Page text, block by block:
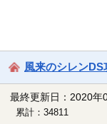
風来のシレン
最終更新日：2020
累計：34811